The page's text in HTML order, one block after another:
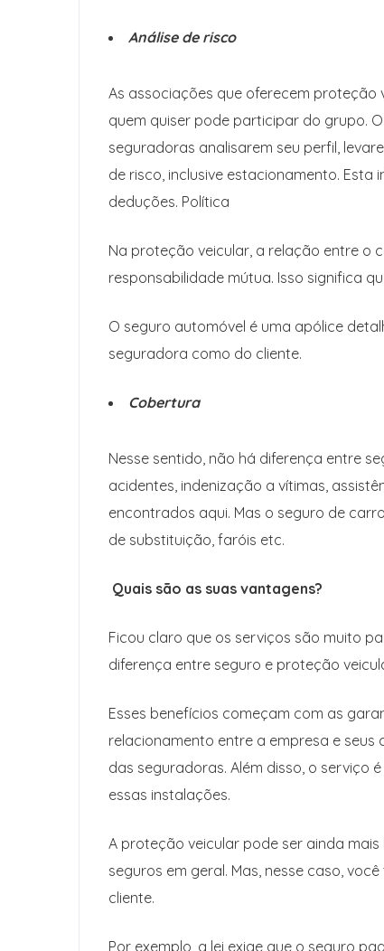
Análise de risco
As associações que oferecem
quem quiser pode participar do grupo.
seguradoras analisarem seu perfil,
de risco, inclusive estacionamento.
deduções. Política
Na proteção veicular, a relação entre o
responsabilidade mútua. Isso significa
O seguro automóvel é uma apólice
seguradora como do cliente.
Cobertura
Nesse sentido, não há diferença entre
acidentes, indenização a vítimas,
encontrados aqui. Mas o seguro de
de substituição, faróis etc.
Quais são as suas vantagens?
Ficou claro que os serviços são muito
diferença entre seguro e proteção
Esses benefícios começam com as
relacionamento entre a empresa e
das seguradoras. Além disso, o serviço
essas instalações.
A proteção veicular pode ser ainda
seguros em geral. Mas, nesse caso,
cliente.
Por exemplo, a lei exige que o seguro